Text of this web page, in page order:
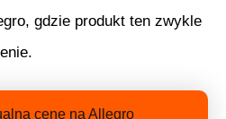
gdzie produkt ten zwykle
cenę na Allegro